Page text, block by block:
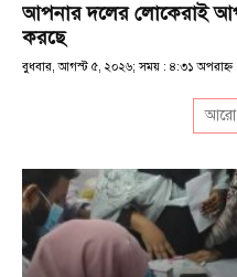
আপনার দলের লোকেরাই
করছে
বুধবার, আগস্ট ৫, ২০২৬; সময় : ৪:৩১ অপরাহ্ণ
আরো